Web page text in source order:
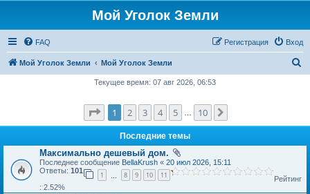
Мой Уголок Земли
FAQ Вход
Регистрация
Мой Уголок Земли Мой Уголок Земли
к
Текущее время: 07 авг 2026, 06:53
Страница1 из
1 2 3 4 5 10
Последние темы
Максимально дешевый дом.
Последнее сообщение BellaKrush « 20 июл 2026, 15:11
Ответы: 101
1 8 9 10 11
Рейтинг
: 2.52%